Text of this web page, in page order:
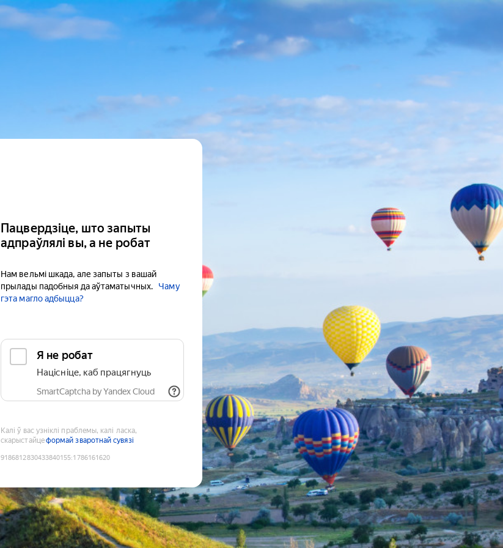
Пацвердзіце, што запыты
адпраўлялі вы, а не робат
Нам вельмі шкада, але запыты з вашай
прылады падобныя да аўтаматычных.
Чаму
гэта магло адбыцца?
Я не робат
Націсніце, каб працягнуць
SmartCaptcha by Yandex Cloud
Калі ў вас узніклі праблемы, калі ласка,
скарыстайцеформай зваротнай сувязі
9186812830433840155:1786161620